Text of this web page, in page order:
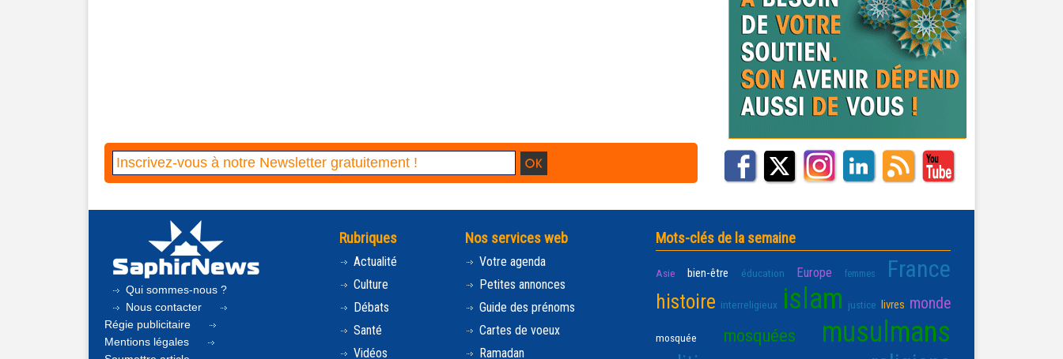
Qui sommes-nous ?
Nous contacter
Régie publicitaire
Mentions légales
Rubriques
Actualité
Culture
Débats
Santé
Vidéos
Nos services web
Votre agenda
Petites annonces
Guide des prénoms
Cartes de voeux
Ramadan
Mots-clés de la semaine
Asie bien-être éducation Europe femmes France
histoire interreligieux islam justice livres monde
mosquée mosquées musulmans